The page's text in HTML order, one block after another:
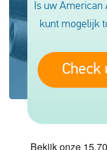
Gemaakte kosten
Nederlands
Inloggen
Is uw American
kunt mogelijk
Check